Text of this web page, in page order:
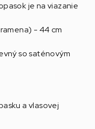
je na viazanie
- 44 cm
so saténovým
a vlasovej